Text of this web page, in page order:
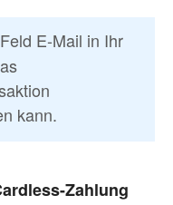
E-Mail in Ihr
kann.
Zahlung